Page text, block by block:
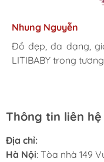
Tâm Vũ
Mình rất ưng khi
hàng phong phú,
Nhung Nguyễn
Đồ đẹp, đa dạng,
LITIBABY trong
Ngọc Anh
Lần đầu mua hàng
luôn. Tuyệt vời
Nhà mình đã mua
giờ là 5 năm rồi,
Thu Thủy
LiTibaby đồ đẹp và
size đại, bé nhà
Thông tin liên hệ
Địa chỉ:
Hà Nội: Tòa nhà 149